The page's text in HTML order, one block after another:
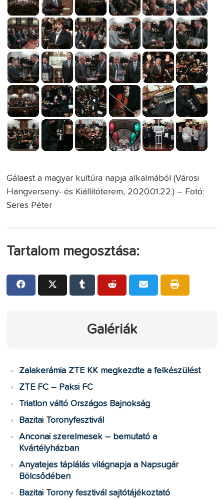
Gálaest a magyar kultúra napja alkalmából (Városi
Hangverseny- és Kiállítóterem, 2020.01.22.) – Fotó:
Seres Péter
Tartalom megosztása:
Galériák
Zalakerámia ZTE KK megkezdte a felkészülést
ZTE FC – Paksi FC
Triatlon váltó Országos Bajnokság
Bazitai Toronyfesztivál
Anconai szerelmesek – bemutató a
Kvártélyházban
Anyatejes táplálás világnapja a Napsugár
Bölcsődében
Bazitai Torony fesztivál sajtótájékoztató